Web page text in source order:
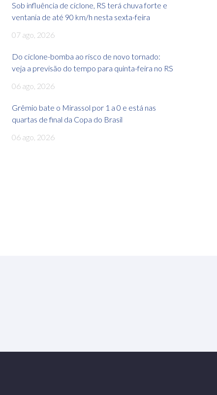
Sob influência de ciclone, RS terá chuva forte e
ventania de até 90 km/h nesta sexta-feira
07 ago, 2026
Do ciclone-bomba ao risco de novo tornado:
veja a previsão do tempo para quinta-feira no RS
06 ago, 2026
Grêmio bate o Mirassol por 1 a 0 e está nas
quartas de final da Copa do Brasil
06 ago, 2026